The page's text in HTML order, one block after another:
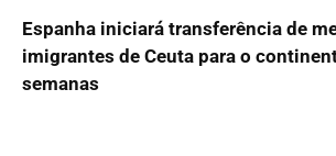
Espanha iniciará transferência de
imigrantes de Ceuta para o
semanas